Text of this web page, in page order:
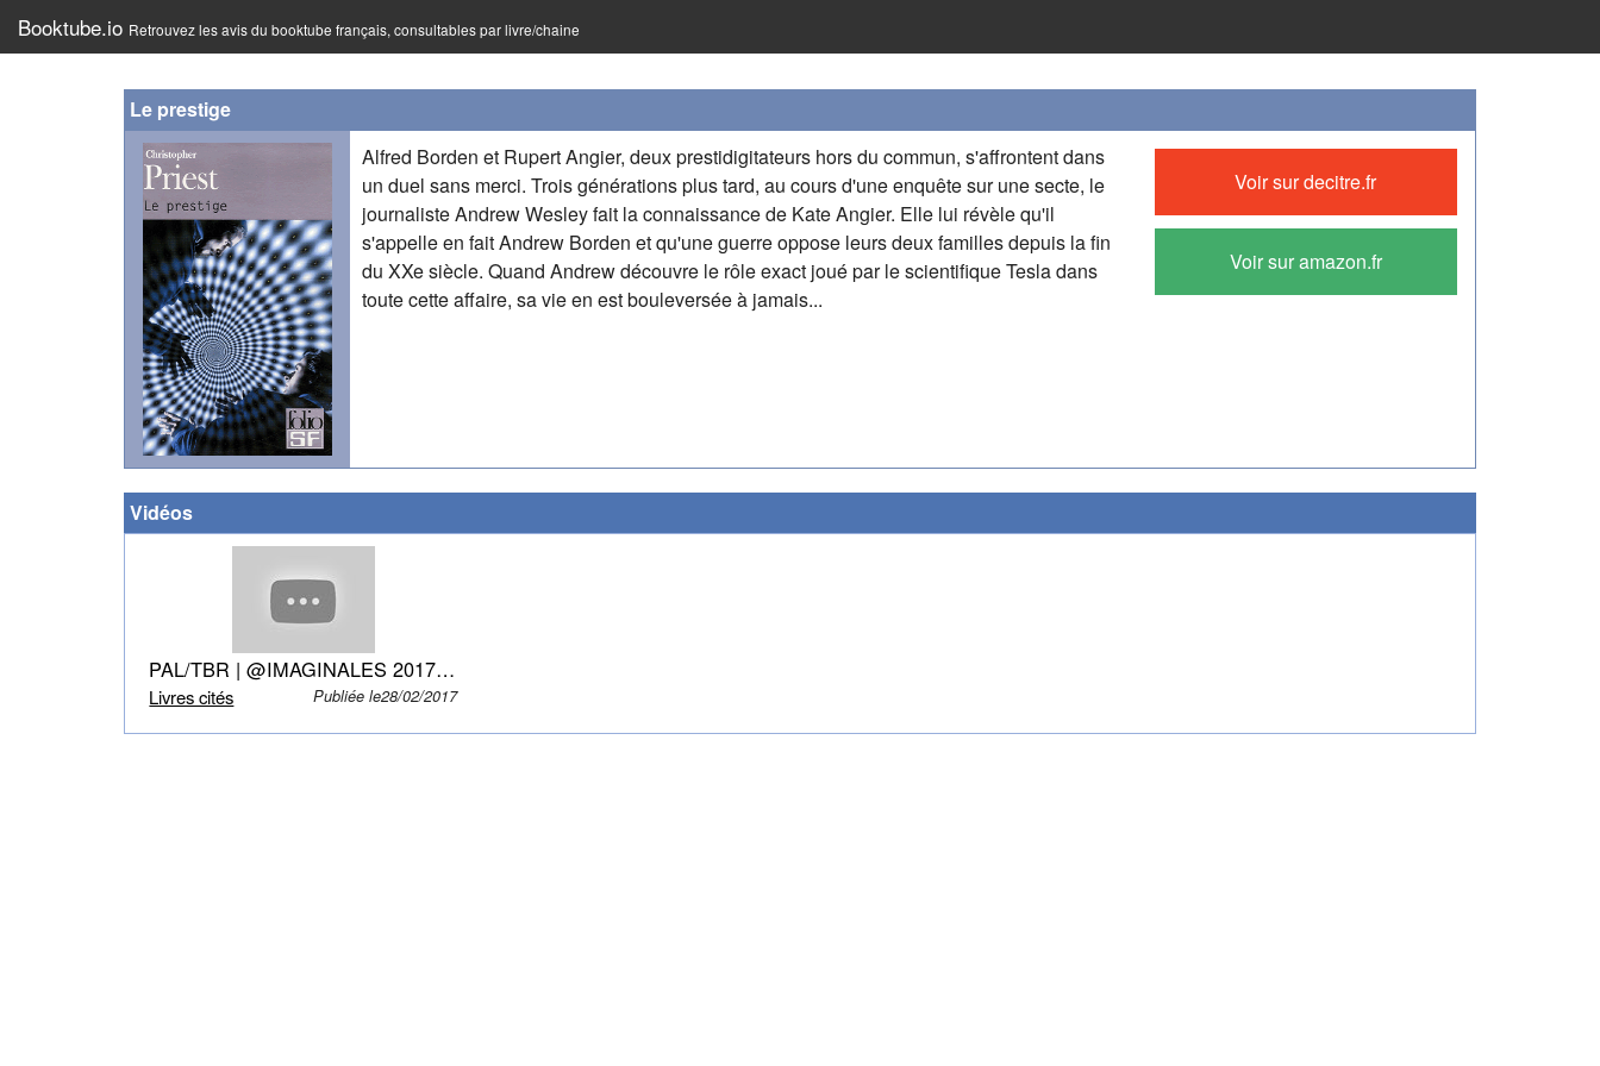
Booktube.io Retrouvez les avis du booktube français, consultables par livre/chaine
Le prestige
Alfred Borden et Rupert Angier, deux prestidigitateurs hors du commun, s'affrontent dans
un duel sans merci. Trois générations plus tard, au cours d'une enquête sur une secte, le
journaliste Andrew Wesley fait la connaissance de Kate Angier. Elle lui révèle qu'il
s'appelle en fait Andrew Borden et qu'une guerre oppose leurs deux familles depuis la fin
du XXe siècle. Quand Andrew découvre le rôle exact joué par le scientifique Tesla dans
toute cette affaire, sa vie en est bouleversée à jamais...
Voir sur decitre.fr
Voir sur amazon.fr
Vidéos
PAL/TBR | @IMAGINALES 2017 | @Lanylabooks
Livres cités Publiée le28/02/2017